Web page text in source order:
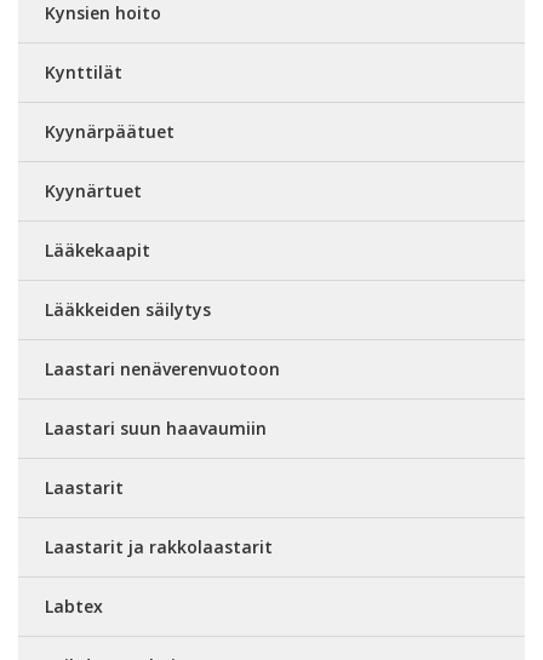
Kynsien hoito
Kynttilät
Kyynärpäätuet
Kyynärtuet
Lääkekaapit
Lääkkeiden säilytys
Laastari nenäverenvuotoon
Laastari suun haavaumiin
Laastarit
Laastarit ja rakkolaastarit
Labtex